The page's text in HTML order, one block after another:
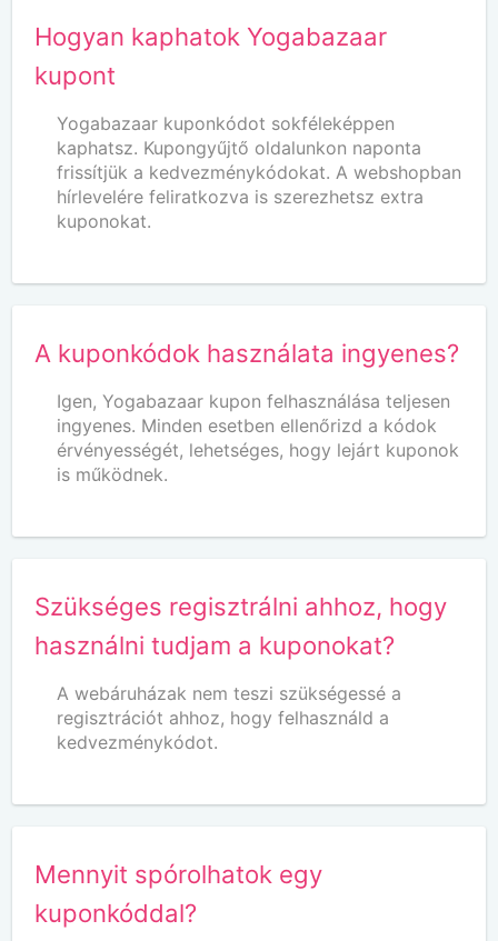
Hogyan kaphatok Yogabazaar
kupont
Yogabazaar kuponkódot sokféleképpen
kaphatsz. Kupongyűjtő oldalunkon naponta
frissítjük a kedvezménykódokat. A webshopban
hírlevelére feliratkozva is szerezhetsz extra
kuponokat.
A kuponkódok használata ingyenes?
Igen, Yogabazaar kupon felhasználása teljesen
ingyenes. Minden esetben ellenőrizd a kódok
érvényességét, lehetséges, hogy lejárt kuponok
is működnek.
Szükséges regisztrálni ahhoz, hogy
használni tudjam a kuponokat?
A webáruházak nem teszi szükségessé a
regisztrációt ahhoz, hogy felhasználd a
kedvezménykódot.
Mennyit spórolhatok egy
kuponkóddal?